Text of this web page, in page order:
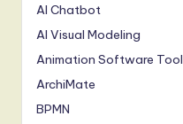
AI Chatbot
AI Visual Modeling
Animation Software Tool
ArchiMate
BPMN